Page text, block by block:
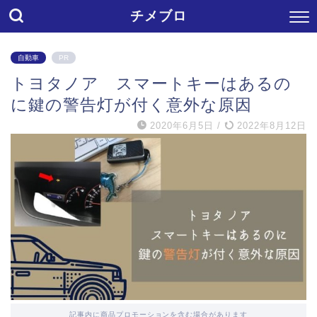
チメブロ
自動車 PR
トヨタノア スマートキーはあるの
に鍵の警告灯が付く意外な原因
2020年6月5日 / 2022年8月12日
記事内に商品プロモーションを含む場合があります